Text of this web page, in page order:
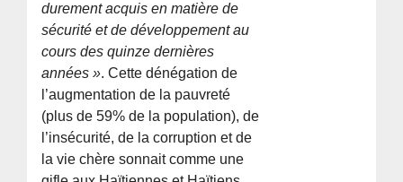
durement acquis en matière de
sécurité et de développement au
cours des quinze dernières
années ». Cette dénégation de
l’augmentation de la pauvreté
(plus de 59% de la population), de
l’insécurité, de la corruption et de
la vie chère sonnait comme une